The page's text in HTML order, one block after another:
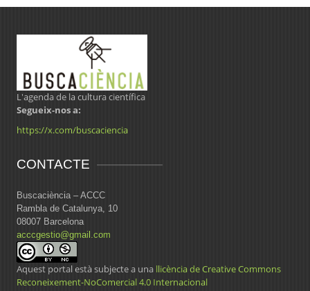
L'agenda de la cultura científica
Segueix-nos a:
https://x.com/buscaciencia
CONTACTE
Buscaciència – ACCC
Rambla de Catalunya, 10
08007 Barcelona
acccgestio@gmail.com
Aquest portal està subjecte a una llicència de Creative Commons
Reconeixement-NoComercial 4.0 Internacional